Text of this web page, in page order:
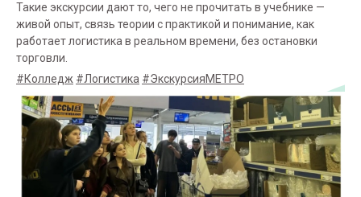
Такие экскурсии дают то, чего не прочитать в учебнике —
живой опыт, связь теории с практикой и понимание, как
работает логистика в реальном времени, без остановки
торговли.
#Колледж #Логистика #ЭкскурсияМЕТРО